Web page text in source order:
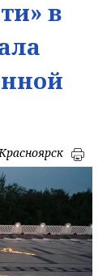
в